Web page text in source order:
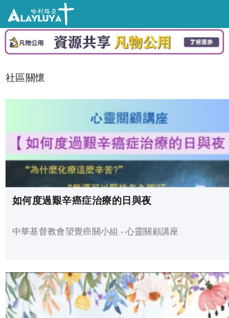
社區關懷
如何度過艱辛癌症治療的日與夜
中華基督教會望覺癌關小組 - 心靈關顧講座